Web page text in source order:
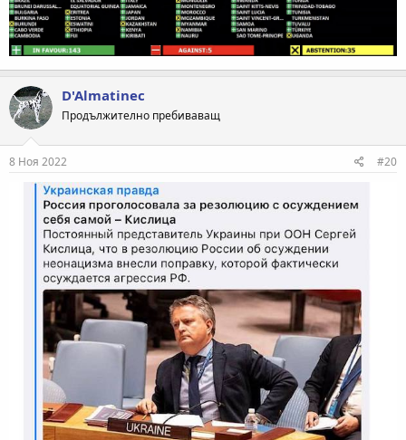
D'Almatinec
Продължително пребиваващ
8 Ноя 2022 #20